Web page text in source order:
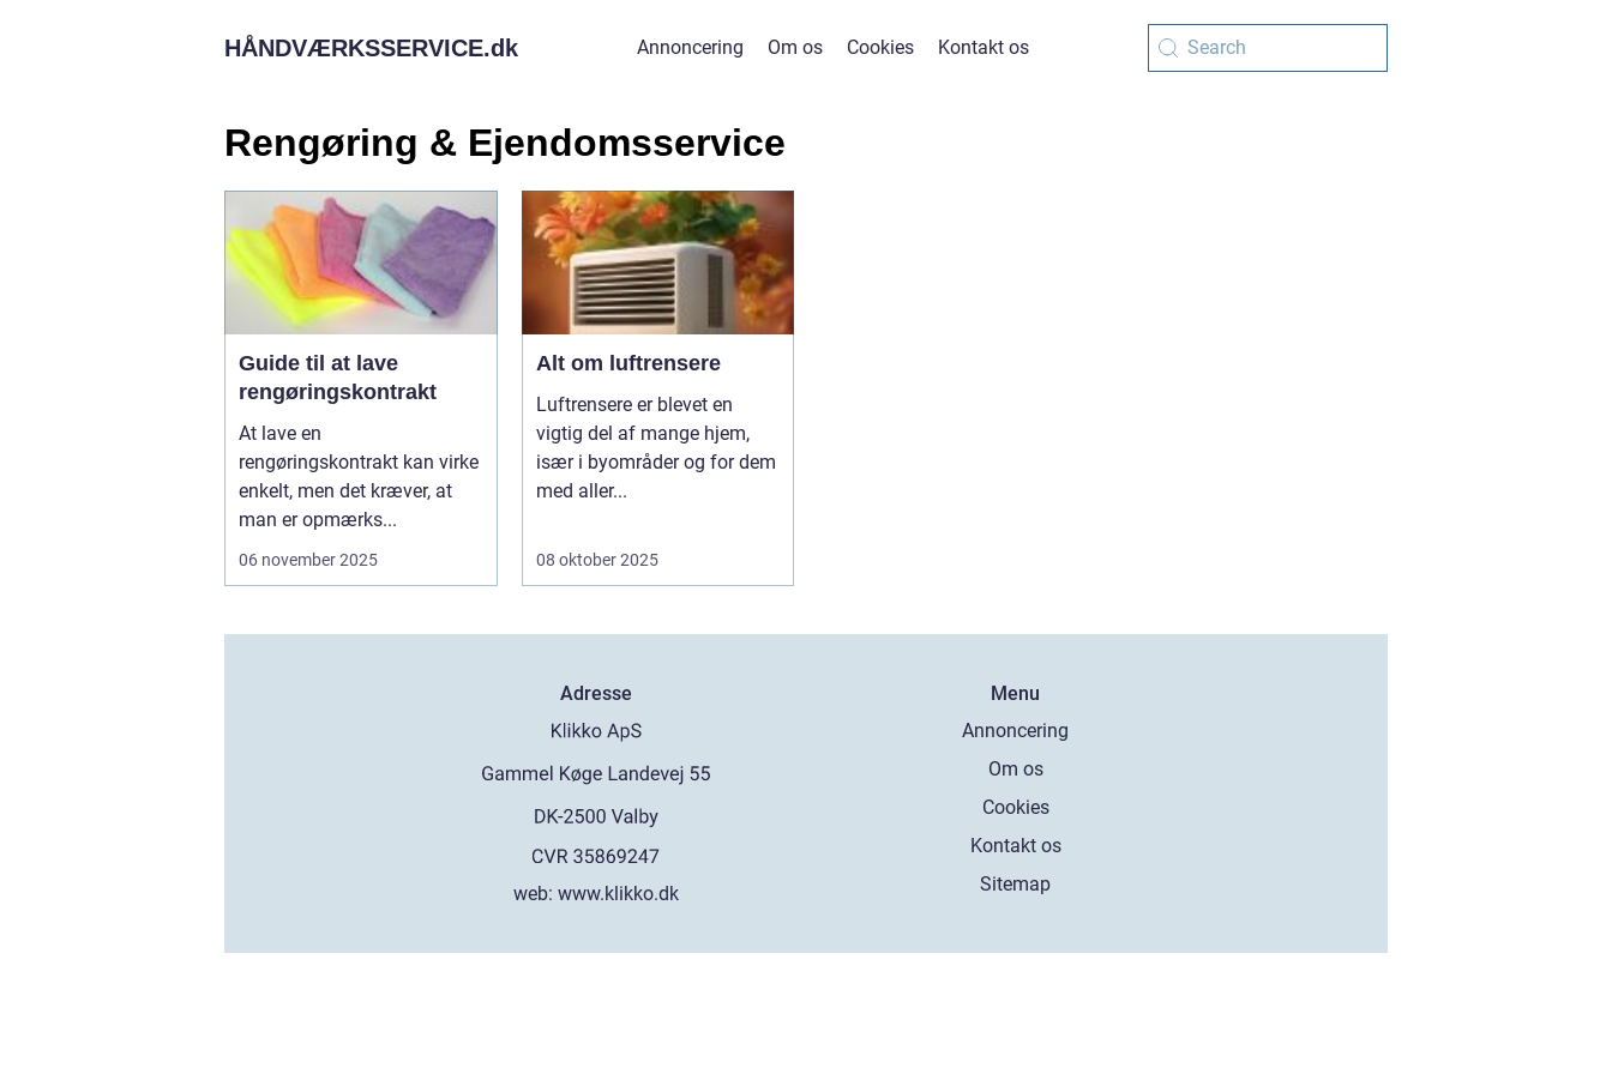
HÅNDVÆRKSSERVICE.dk Annoncering Om os Cookies Kontakt os
Rengøring & Ejendomsservice
Guide til at lave
rengøringskontrakt
At lave en
rengøringskontrakt kan virke
enkelt, men det kræver, at
man er opmærks...
06 november 2025
Alt om luftrensere
Luftrensere er blevet en
vigtig del af mange hjem,
især i byområder og for dem
med aller...
08 oktober 2025
Adresse
web:www.klikko.dk
Menu
Annoncering
Om os
Cookies
Kontakt os
Sitemap